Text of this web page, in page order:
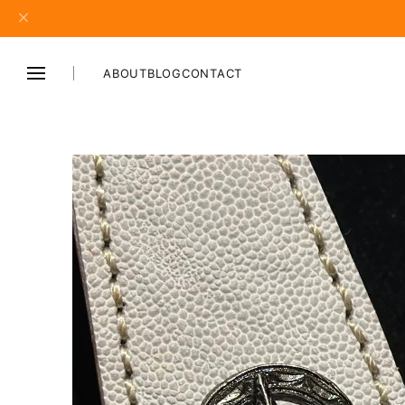
ABOUTBLOGCONTACT